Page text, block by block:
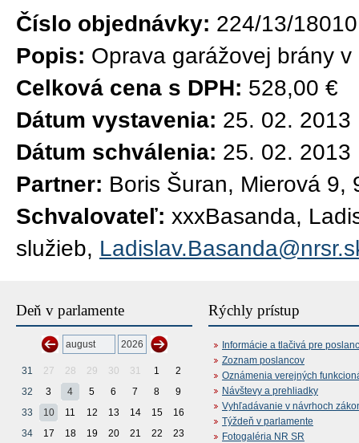
Číslo objednávky: 224/13/18010
Popis: Oprava garážovej brány
Celková cena s DPH: 528,00 €
Dátum vystavenia: 25. 02. 2013
Dátum schválenia: 25. 02. 2013
Partner: Boris Šuran, Mierová 9,
Schvalovateľ: xxxBasanda,
služieb,
Deň v parlamente
31 27 28 29 30 31 1
2
32
3 4 5 6 7 8
9
33
10 11 12 13 14 15
16
34
17 18 19 20 21 22
23
Rýchly prístup
Informácie a tlačivá pre
Zoznam poslancov
Oznámenia verejných
Návštevy a prehliadky
Vyhľadávanie v návrhoch
Týždeň v parlamente
Fotogaléria NR SR